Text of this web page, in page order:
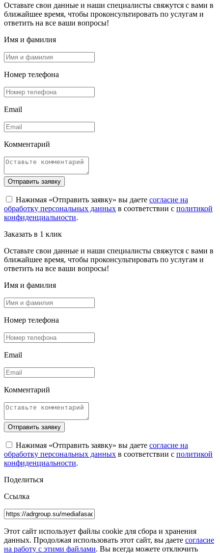
Оставьте свои данные и наши специалисты свяжутся с вами в
ближайшее время, чтобы проконсультировать по услугам и
ответить на все ваши вопросы!
Имя и фамилия
Номер телефона
Email
Комментарий
Отправить заявку
Нажимая «Отправить заявку» вы даете согласие на
обработку персональных данных в соответствии с политикой
конфиденциальности.
Заказать в 1 клик
Оставьте свои данные и наши специалисты свяжутся с вами в
ближайшее время, чтобы проконсультировать по услугам и
ответить на все ваши вопросы!
Имя и фамилия
Номер телефона
Email
Комментарий
Отправить заявку
Нажимая «Отправить заявку» вы даете согласие на
обработку персональных данных в соответствии с политикой
конфиденциальности.
Поделиться
Ссылка
Этот сайт использует файлы cookie для сбора и хранения
данных. Продолжая использовать этот сайт, вы даете согласие
на работу с этими файлами. Вы всегда можете отключить